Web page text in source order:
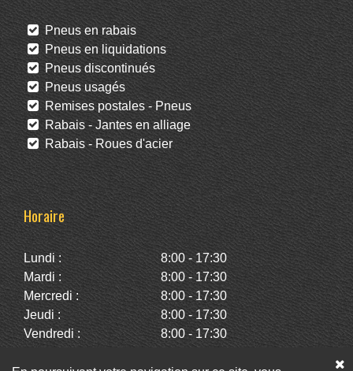
Pneus en rabais
Pneus en liquidations
Pneus discontinués
Pneus usagés
Remises postales - Pneus
Rabais - Jantes en alliage
Rabais - Roues d'acier
Horaire
Lundi :
8:00 - 17:30
Mardi :
8:00 - 17:30
Mercredi :
8:00 - 17:30
Jeudi :
8:00 - 17:30
Vendredi :
8:00 - 17:30